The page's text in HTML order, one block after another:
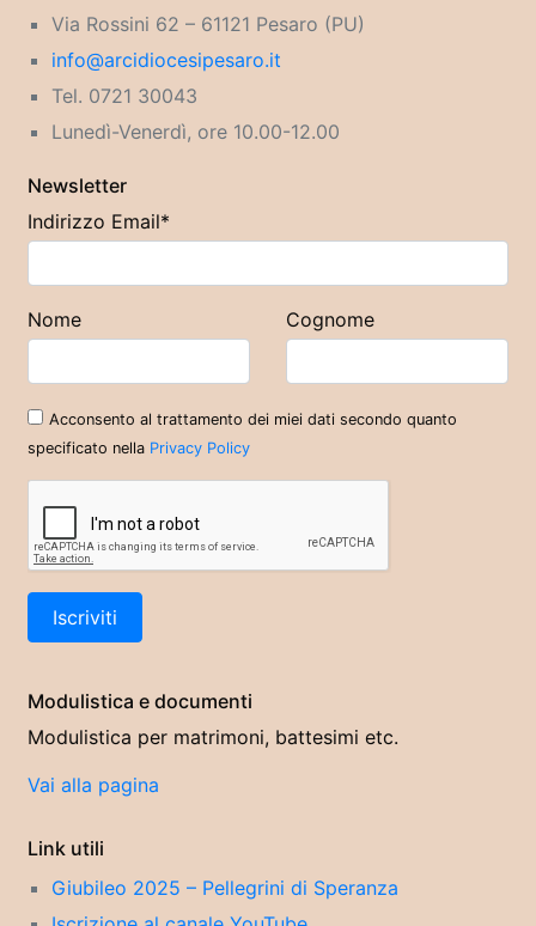
Via Rossini 62 – 61121 Pesaro (PU)
info@arcidiocesipesaro.it
Tel. 0721 30043
Lunedì-Venerdì, ore 10.00-12.00
Newsletter
Indirizzo Email*
Nome Cognome
Acconsento al trattamento dei miei dati secondo quanto
specificato nella Privacy Policy
Modulistica e documenti
Modulistica per matrimoni, battesimi etc.
Vai alla pagina
Link utili
Giubileo 2025 – Pellegrini di Speranza